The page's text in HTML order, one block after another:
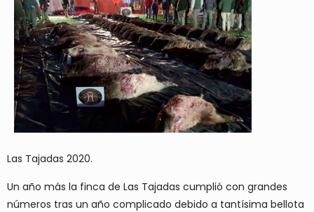
Las Tajadas 2020.
Un año más la finca de Las Tajadas cumplió con grandes
números tras un año complicado debido a tantísima bellota